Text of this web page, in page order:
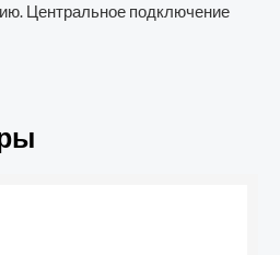
Центральное подключение